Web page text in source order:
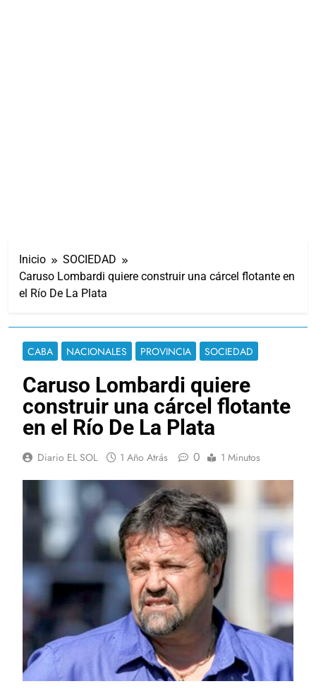
Inicio
SOCIEDAD
Caruso Lombardi quiere construir una cárcel flotante en
el Río De La Plata
CABA NACIONALES PROVINCIA SOCIEDAD
Caruso Lombardi quiere
construir una cárcel flotante
en el Río De La Plata
Diario EL SOL 1 Año Atrás 0 1 Minutos